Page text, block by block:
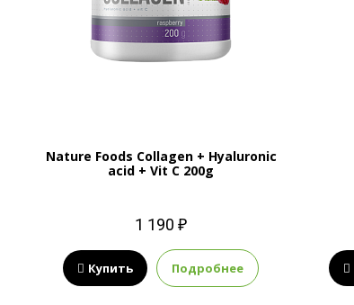
Nature Foods Collagen + Hyaluronic
acid + Vit C 200g
1 190 ₽
Купить Подробнее